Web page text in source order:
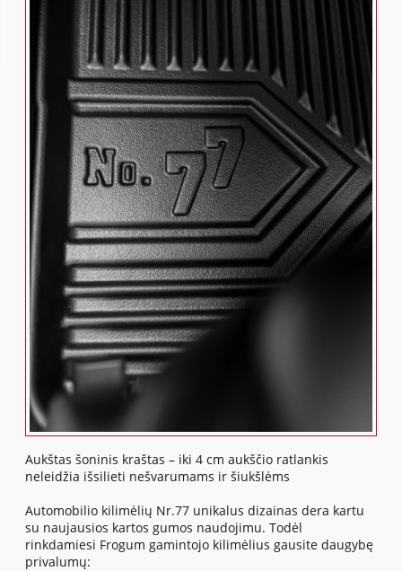
Aukštas šoninis kraštas – iki 4 cm aukščio ratlankis
neleidžia išsilieti nešvarumams ir šiukšlėms
Automobilio kilimėlių Nr.77 unikalus dizainas dera kartu
su naujausios kartos gumos naudojimu. Todėl
rinkdamiesi Frogum gamintojo kilimėlius gausite daugybę
privalumų: